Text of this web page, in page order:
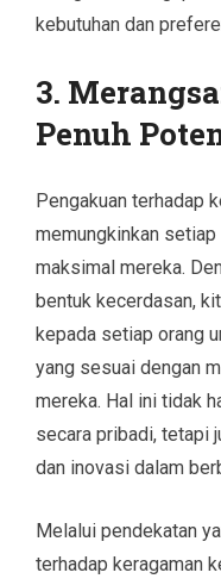
kebutuhan dan
3.
Penuh
Pengakuan terhadap
memungkinkan
maksimal mereka.
bentuk kecerdasan,
kepada setiap orang
yang sesuai dengan
mereka. Hal ini tidak
secara pribadi, tetapi
dan inovasi dalam
Melalui pendekatan
terhadap keragaman